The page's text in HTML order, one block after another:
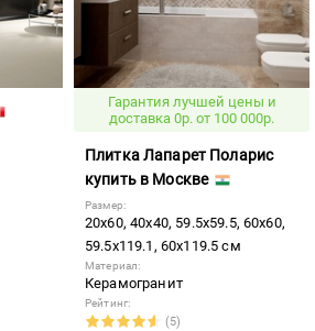
Гарантия лучшей цены и
доставка 0р. от 100 000р.
Плитка Лапарет Поларис
купить в Москве
Размер:
20x60, 40x40, 59.5x59.5, 60x60,
59.5x119.1, 60x119.5 см
Материал:
Керамогранит
Рейтинг:
(5)